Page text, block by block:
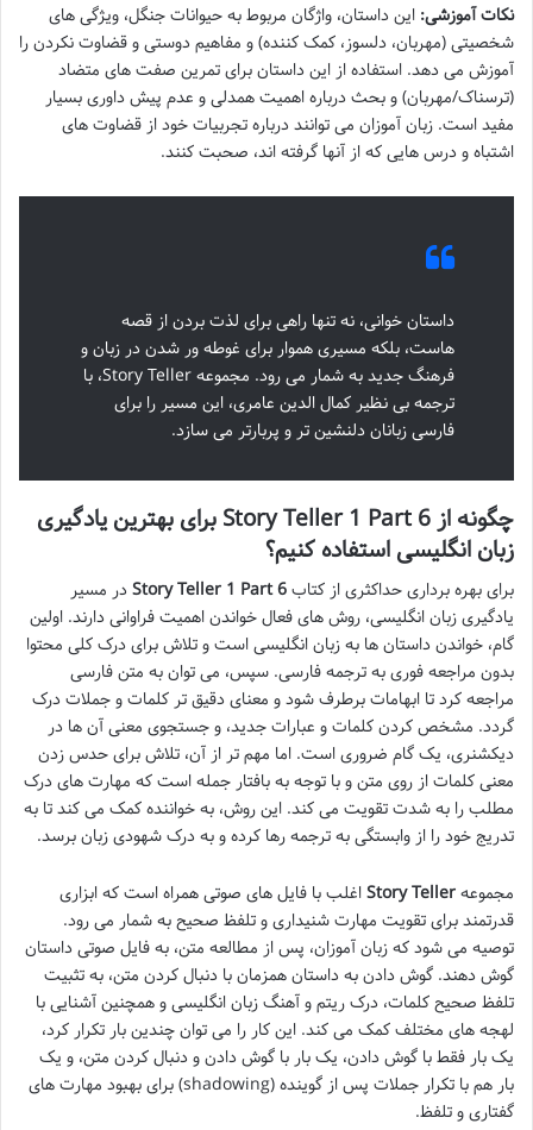
نکات آموزشی: این داستان، واژگان مربوط به حیوانات جنگل، ویژگی های
شخصیتی (مهربان، دلسوز، کمک کننده) و مفاهیم دوستی و قضاوت نکردن را
آموزش می دهد. استفاده از این داستان برای تمرین صفت های متضاد
(ترسناک/مهربان) و بحث درباره اهمیت همدلی و عدم پیش داوری بسیار
مفید است. زبان آموزان می توانند درباره تجربیات خود از قضاوت های
اشتباه و درس هایی که از آنها گرفته اند، صحبت کنند.
داستان خوانی، نه تنها راهی برای لذت بردن از قصه
هاست، بلکه مسیری هموار برای غوطه ور شدن در زبان و
فرهنگ جدید به شمار می رود. مجموعه Story Teller، با
ترجمه بی نظیر کمال الدین عامری، این مسیر را برای
فارسی زبانان دلنشین تر و پربارتر می سازد.
چگونه از Story Teller 1 Part 6 برای بهترین یادگیری
زبان انگلیسی استفاده کنیم؟
برای بهره برداری حداکثری از کتابStory Teller 1 Part 6 در مسیر
یادگیری زبان انگلیسی، روش های فعال خواندن اهمیت فراوانی دارند. اولین
گام، خواندن داستان ها به زبان انگلیسی است و تلاش برای درک کلی محتوا
بدون مراجعه فوری به ترجمه فارسی. سپس، می توان به متن فارسی
مراجعه کرد تا ابهامات برطرف شود و معنای دقیق تر کلمات و جملات درک
گردد. مشخص کردن کلمات و عبارات جدید، و جستجوی معنی آن ها در
دیکشنری، یک گام ضروری است. اما مهم تر از آن، تلاش برای حدس زدن
معنی کلمات از روی متن و با توجه به بافتار جمله است که مهارت های درک
مطلب را به شدت تقویت می کند. این روش، به خواننده کمک می کند تا به
تدریج خود را از وابستگی به ترجمه رها کرده و به درک شهودی زبان برسد.
مجموعهStory Tellerاغلب با فایل های صوتی همراه است که ابزاری
قدرتمند برای تقویت مهارت شنیداری و تلفظ صحیح به شمار می رود.
توصیه می شود که زبان آموزان، پس از مطالعه متن، به فایل صوتی داستان
گوش دهند. گوش دادن به داستان همزمان با دنبال کردن متن، به تثبیت
تلفظ صحیح کلمات، درک ریتم و آهنگ زبان انگلیسی و همچنین آشنایی با
لهجه های مختلف کمک می کند. این کار را می توان چندین بار تکرار کرد،
یک بار فقط با گوش دادن، یک بار با گوش دادن و دنبال کردن متن، و یک
بار هم با تکرار جملات پس از گوینده (shadowing) برای بهبود مهارت های
گفتاری و تلفظ.